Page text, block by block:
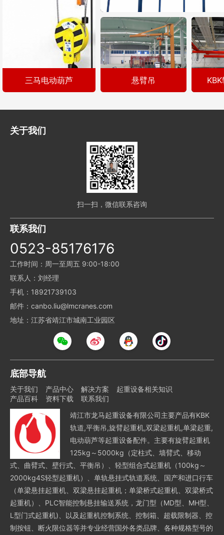
三马电动葫芦 悬臂吊
关于我们
扫一扫，微信联系咨询
联系我们
0523-85176176
工作时间：周一至周五 9:00-18:00
联系人：刘经理
手机：18921739103
邮件：canbo.liu@lmcranes.com
地址：江苏省靖江市城南工业园区
底部导航
关于我们 产品中心 解决方案
起重设备相关知识
产品百科
资料下载
联系我们
靖江市龙马起重设备有限公司主要产品有KBK
轨道,平衡吊,旋臂起重机,双梁起重机,单梁起重,
电动葫芦等起重设备配件。主要有旋臂起重机
125kg～5000kg（定柱式、墙臂式、移动
式、曲臂式、壁行式、平衡吊）、轻型组合式起重机（100kg～
2000kg4S轻型起重机）、单轨悬挂式轨道系统、国产和进口行车
（单梁悬挂起重机、双梁悬挂起重机；单梁桥式起重机、双梁桥式
起重机）、PLC智能控制悬挂输送系统，龙门型（MD型、MH型、
L型门式起重机)、以及起重机控制系统、控制箱、超载限制器、控
制按钮、断火限位器等并专业经营国外各类品牌、各种规格型号的